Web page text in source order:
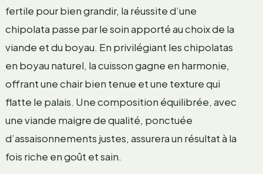
fertile pour bien grandir, la réussite d’une
chipolata passe par le soin apporté au choix de la
viande et du boyau. En privilégiant les chipolatas
en boyau naturel, la cuisson gagne en harmonie,
offrant une chair bien tenue et une texture qui
flatte le palais. Une composition équilibrée, avec
une viande maigre de qualité, ponctuée
d’assaisonnements justes, assurera un résultat à la
fois riche en goût et sain.